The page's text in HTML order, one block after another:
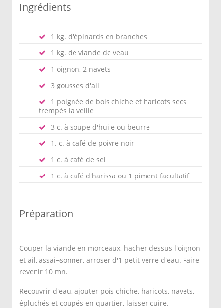
Ingrédients
1 kg. d'épinards en branches
1 kg. de viande de veau
1 oignon, 2 navets
3 gousses d'ail
1 poignée de bois chiche et haricots secs
trempés la veille
3 c. à soupe d'huile ou beurre
1. c. à café de poivre noir
1 c. à café de sel
1 c. à café d'harissa ou 1 piment facultatif
Préparation
Couper la viande en morceaux, hacher dessus l'oignon
et ail, assai¬sonner, arroser d'1 petit verre d'eau. Faire
revenir 10 mn.
Recouvrir d'eau, ajouter pois chiche, haricots, navets,
épluchés et coupés en quartier, laisser cuire.